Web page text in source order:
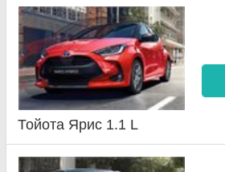
Тойота Ярис 1.1 L